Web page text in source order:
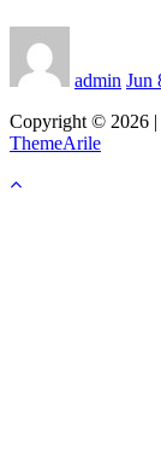
admin Jun
Copyright © 2026 |
ThemeArile